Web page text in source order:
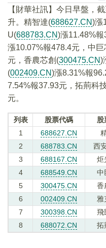
【財華社訊】今日早盤，
升。精智達(688627.CN)漲
U(688783.CN)漲11.48%
漲10.07%報478.4元，中巨
元，香農芯創(300475.CN)
(002409.CN)漲8.31%報
7.54%報37.93元，拓荊科
元。
列表 股票代碼 股
1
688627.CN
2
688783.CN 西
3
688167.CN 炬
4
688549.CN 中
5
300475.CN 香
6
002409.CN 雅
7
300398.CN 飛
8
688072.CN 拓